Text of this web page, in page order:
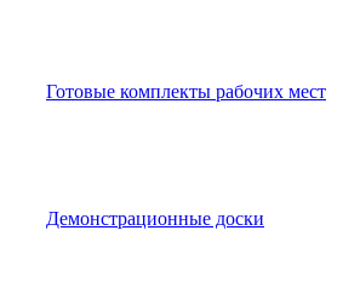
Готовые комплекты рабочих мест
Демонстрационные доски